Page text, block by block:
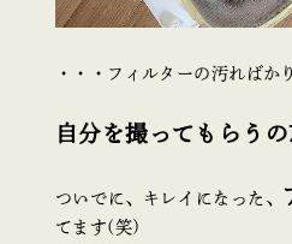
・・・フィルターの汚ればか
自分を撮ってもらう
ついでに、キレイになった、
てます(笑)